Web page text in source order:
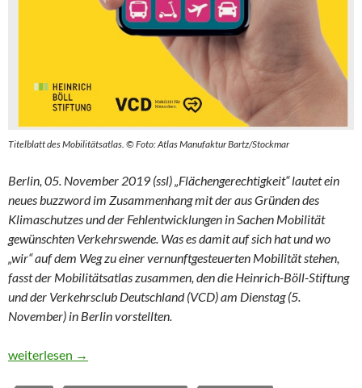
Titelblatt des Mobilitätsatlas. © Foto: Atlas Manufaktur Bartz/Stockmar
Berlin, 05. November 2019 (ssl) „Flächengerechtigkeit“ lautet ein
neues buzzword im Zusammenhang mit der aus Gründen des
Klimaschutzes und der Fehlentwicklungen in Sachen Mobilität
gewünschten Verkehrswende. Was es damit auf sich hat und wo
„wir“ auf dem Weg zu einer vernunftgesteuerten Mobilität stehen,
fasst der Mobilitätsatlas zusammen, den die Heinrich-Böll-Stiftung
und der Verkehrsclub Deutschland (VCD) am Dienstag (5.
November) in Berlin vorstellten.
Noch ein weiter Weg zur Verkehrswende
weiterlesen →